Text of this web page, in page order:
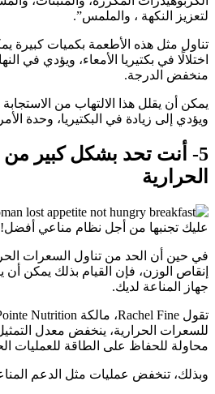
لتعزيز النكهة ، والملمس”.
تناول مثل هذه الأطعمة بكميات كبيرة
اختلالًا في بكتيريا الأمعاء، ويؤدي في
منخفض الدرجة.
يمكن أن يقلل هذا الالتهاب من
ويؤدي إلى زيادة في البكتيريا، وحدة
5- أنت تحد بشكل كبير
الحرارية
في حين أن الحد من تناول السعرات
إنقاص الوزن، فإن القيام بذلك يمكن أن
جهاز المناعة لديك.
للسعرات الحرارية، ينخفض ​​معدل
محاولة للحفاظ على الطاقة للعمليات
وبذلك، تنخفض عمليات مثل الدعم